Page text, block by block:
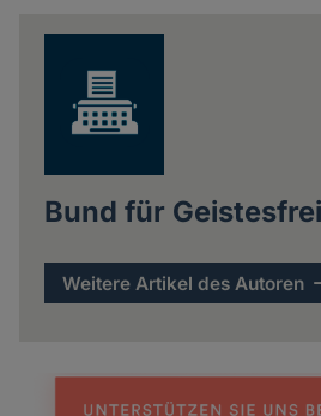
Bund für
Weitere Artikel des Autoren